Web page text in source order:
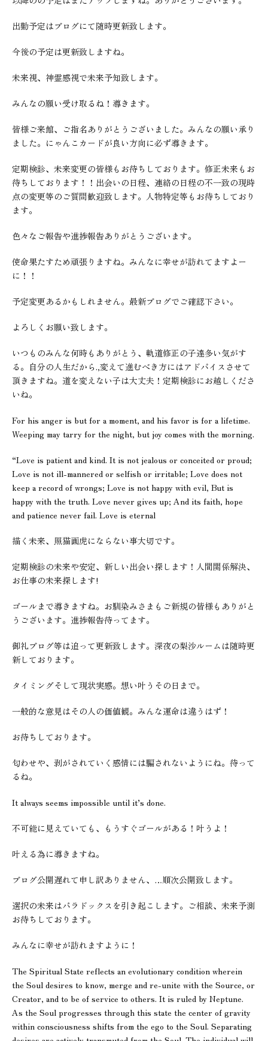
出勤予定はブログにて随時更新致します。
今後の予定は更新致しますね。
未来視、神霊感視で未来予知致します。
みんなの願い受け取るね！導きます。
皆様ご来館、ご指名ありがとうございました。みんなの願い承り
ました。にゃんこカードが良い方向に必ず導きます。
定期検診、未来変更の皆様もお待ちしております。修正未来もお
待ちしております！！出会いの日程、連絡の日程の不一致の現時
点の変更等のご質問歓迎致します。人物特定等もお待ちしており
ます。
色々なご報告や進捗報告ありがとうございます。
使命果たすため頑張りますね。みんなに幸せが訪れてますよー
に！！
予定変更あるかもしれません。最新ブログでご確認下さい。
よろしくお願い致します。
いつものみんな何時もありがとう、軌道修正の子達多い気がす
る。自分の人生だから.,変えて進むべき方にはアドバイスさせて
頂きますね。道を変えない子は大丈夫！定期検診にお越しくださ
いね。
For his anger is but for a moment, and his favor is for a lifetime.
Weeping may tarry for the night, but joy comes with the morning.
“Love is patient and kind. It is not jealous or conceited or proud;
Love is not ill-mannered or selfish or irritable; Love does not
keep a record of wrongs; Love is not happy with evil, But is
happy with the truth. Love never gives up; And its faith, hope
and patience never fail. Love is eternal
描く未来、照猫画虎にならない事大切です。
定期検診の未来や安定、新しい出会い探します！人間関係解決、
お仕事の未来探します!
ゴールまで導きますね。お馴染みさまもご新規の皆様もありがと
うございます。進捗報告待ってます。
御礼ブログ等は追って更新致します。深夜の梨沙ルームは随時更
新しております。
タイミングそして現状実感。想い叶うその日まで。
一般的な意見はその人の価値観。みんな運命は違うはず！
お待ちしております。
匂わせや、剥がされていく感情には騙されないようにね。待って
るね。
It always seems impossible until it’s done.
不可能に見えていても、もうすぐゴールがある！叶うよ！
叶える為に導きますね。
ブログ公開遅れて申し訳ありません、…順次公開致します。
選択の未来はパラドックスを引き起こします。ご相談、未来予測
お待ちしております。
みんなに幸せが訪れますように！
The Spiritual State reflects an evolutionary condition wherein
the Soul desires to know, merge and re-unite with the Source, or
Creator, and to be of service to others. It is ruled by Neptune.
As the Soul progresses through this state the center of gravity
within consciousness shifts from the ego to the Soul. Separating